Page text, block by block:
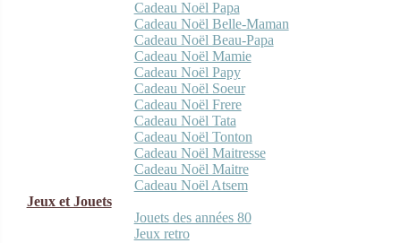
Cadeau Noël Papa
Cadeau Noël Belle-Maman
Cadeau Noël Beau-Papa
Cadeau Noël Mamie
Cadeau Noël Papy
Cadeau Noël Soeur
Cadeau Noël Frere
Cadeau Noël Tata
Cadeau Noël Tonton
Cadeau Noël Maitresse
Cadeau Noël Maitre
Cadeau Noël Atsem
Jeux et Jouets
Jouets des années 80
Jeux retro